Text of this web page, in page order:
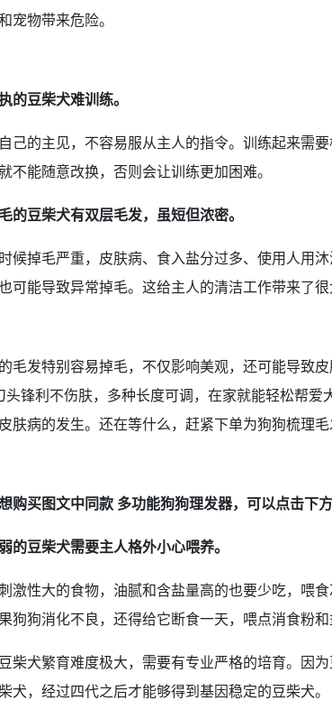
宠物带来危险。
的豆柴犬难训练。
己的主见，不容易服从主人的指令。训练起来需
不能随意改换，否则会让训练更加困难。
的豆柴犬有双层毛发，虽短但浓密。
候掉毛严重，皮肤病、食入盐分过多、使用人用
可能导致异常掉毛。这给主人的清洁工作带来了很
毛发特别容易掉毛，不仅影响美观，还可能导致
头锋利不伤肤，多种长度可调，在家就能轻松帮爱
肤病的发生。还在等什么，赶紧下单为狗狗梳理毛
购买图文中同款 多功能狗狗理发器，可以点击下
的豆柴犬需要主人格外小心喂养。
激性大的食物，油腻和含盐量高的也要少吃，喂
狗狗消化不良，还得给它断食一天，喂点消食粉和
柴犬繁育难度极大，需要有专业严格的培育。因
犬，经过四代之后才能够得到基因稳定的豆柴犬。